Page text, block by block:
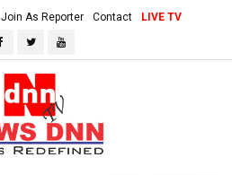
Join As Reporter Contact LIVE TV